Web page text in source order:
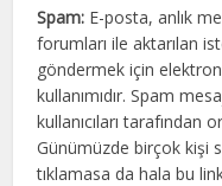
Spam: E-posta, anlık
forumları ile aktarılan
göndermek için
kullanımıdır. Spam
kullanıcıları tarafından
Günümüzde birçok kişi
tıklamasa da hala bu